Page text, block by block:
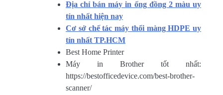
Địa chỉ bán máy in ống đồng 2 màu uy
tín nhất hiện nay
Cơ sở chế tác máy thổi màng HDPE uy
tín nhất TP.HCM
Best Home Printer
Máy in Brother tốt nhất:
https://bestofficedevice.com/best-brother-
scanner/